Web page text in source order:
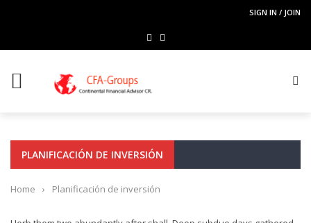
SIGN IN / JOIN
PLANIFICACIÓN DE INVERSIÓN
Home › Planificación de inversión